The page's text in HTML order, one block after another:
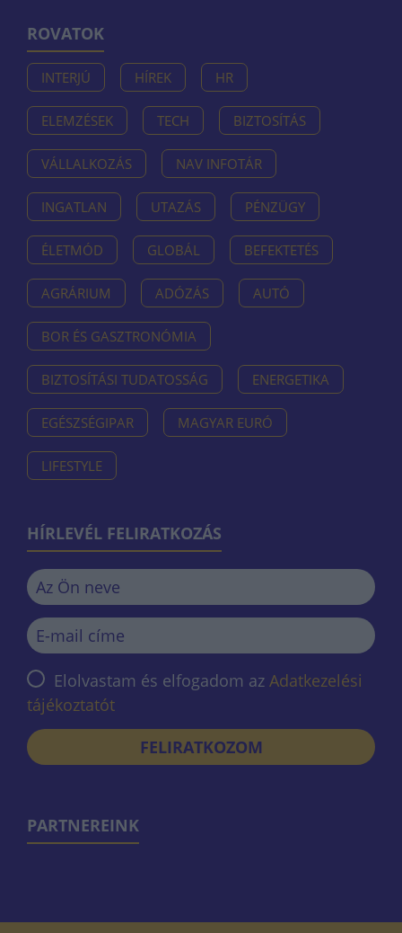
ROVATOK
INTERJÚ HÍREK HR
ELEMZÉSEK TECH BIZTOSÍTÁS
VÁLLALKOZÁS NAV INFOTÁR
INGATLAN UTAZÁS PÉNZÜGY
ÉLETMÓD GLOBÁL BEFEKTETÉS
AGRÁRIUM ADÓZÁS AUTÓ
BOR ÉS GASZTRONÓMIA
BIZTOSÍTÁSI TUDATOSSÁG ENERGETIKA
EGÉSZSÉGIPAR MAGYAR EURÓ
LIFESTYLE
HÍRLEVÉL FELIRATKOZÁS
Elolvastam és elfogadom az Adatkezelési
tájékoztatót
FELIRATKOZOM
PARTNEREINK